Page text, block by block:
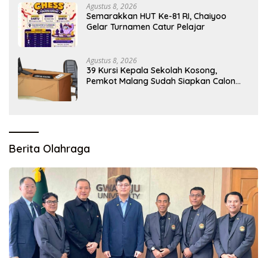
Agustus 8, 2026
Semarakkan HUT Ke-81 RI, Chaiyoo
Gelar Turnamen Catur Pelajar
Agustus 8, 2026
39 Kursi Kepala Sekolah Kosong,
Pemkot Malang Sudah Siapkan Calon
Berita Olahraga